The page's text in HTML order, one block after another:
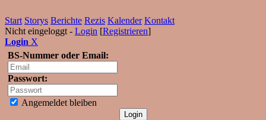
Start Storys Berichte Rezis Kalender Kontakt
Nicht eingeloggt - Login [Registrieren]
Login X
BS-Nummer oder Email:
Passwort:
Angemeldet bleiben